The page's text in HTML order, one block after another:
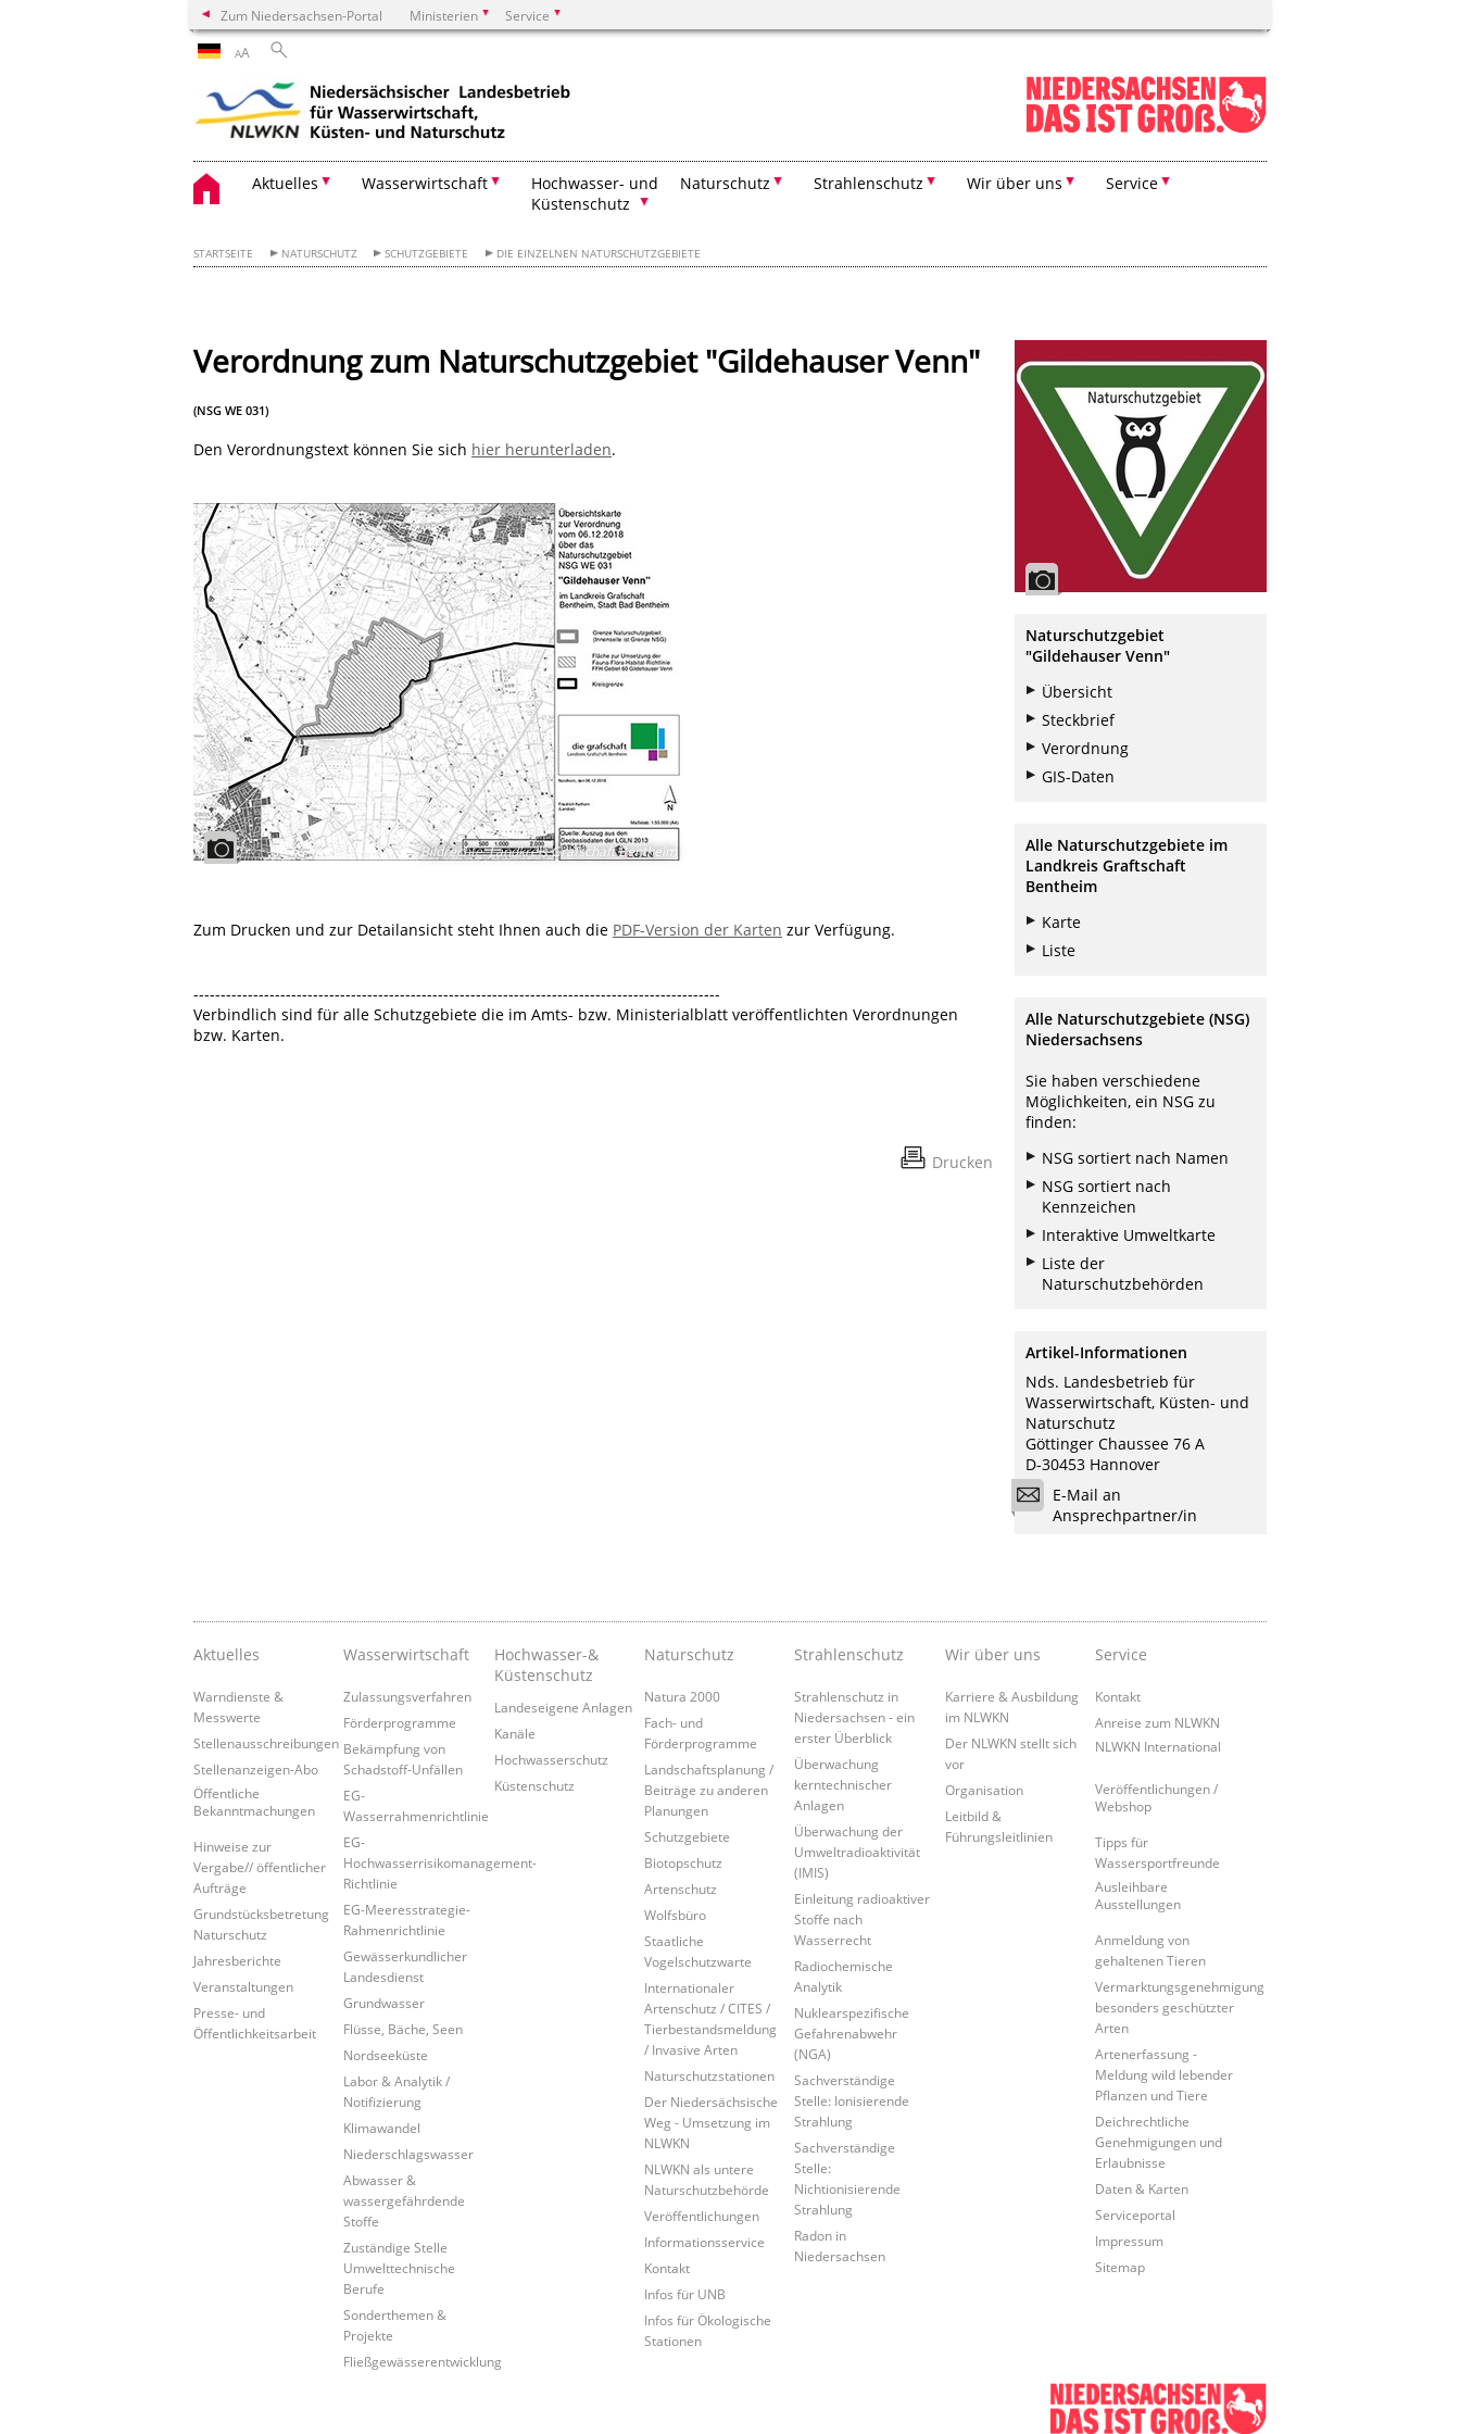
Zum Niedersachsen-Portal Ministerien Service
AA
Aktuelles Wasserwirtschaft
Hochwasser- und
Küstenschutz
Naturschutz Strahlenschutz Wir über uns Service
STARTSEITE NATURSCHUTZ SCHUTZGEBIETE DIE EINZELNEN NATURSCHUTZGEBIETE
Verordnung zum Naturschutzgebiet "Gildehauser Venn"
(NSG WE 031)
Den Verordnungstext können Sie sich hier herunterladen.
Bildrechte:Landkreis Grafschaft Bentheim
Zum Drucken und zur Detailansicht steht Ihnen auch die PDF-Version der Karten zur Verfügung.
-------------------------------------------------------------------------------------------------
Verbindlich sind für alle Schutzgebiete die im Amts- bzw. Ministerialblatt veröffentlichten Verordnungen
bzw. Karten.
Drucken
Naturschutzgebiet
"Gildehauser Venn"
Übersicht
Steckbrief
Verordnung
GIS-Daten
Alle Naturschutzgebiete im
Landkreis Graftschaft
Bentheim
Karte
Liste
Alle Naturschutzgebiete (NSG)
Niedersachsens
Sie haben verschiedene
Möglichkeiten, ein NSG zu
finden:
NSG sortiert nach Namen
NSG sortiert nach
Kennzeichen
Interaktive Umweltkarte
Liste der
Naturschutzbehörden
Artikel-Informationen
Nds. Landesbetrieb für
Wasserwirtschaft, Küsten- und
Naturschutz
Göttinger Chaussee 76 A
D-30453 Hannover
E-Mail an
Ansprechpartner/in
Aktuelles
Warndienste &
Messwerte
Stellenausschreibungen
Stellenanzeigen-Abo
Öffentliche
Bekanntmachungen
Hinweise zur
Vergabe// öffentlicher
Aufträge
Grundstücksbetretung
Naturschutz
Jahresberichte
Veranstaltungen
Presse- und
Öffentlichkeitsarbeit
Wasserwirtschaft
Zulassungsverfahren
Förderprogramme
Bekämpfung von
Schadstoff-Unfällen
EG-
Wasserrahmenrichtlinie
EG-
Hochwasserrisikomanagement-
Richtlinie
EG-Meeresstrategie-
Rahmenrichtlinie
Gewässerkundlicher
Landesdienst
Grundwasser
Flüsse, Bäche, Seen
Nordseeküste
Labor & Analytik /
Notifizierung
Klimawandel
Niederschlagswasser
Abwasser &
wassergefährdende
Stoffe
Zuständige Stelle
Umwelttechnische
Berufe
Sonderthemen &
Projekte
Fließgewässerentwicklung
Hochwasser-&
Küstenschutz
Landeseigene Anlagen
Kanäle
Hochwasserschutz
Küstenschutz
Naturschutz
Natura 2000
Fach- und
Förderprogramme
Landschaftsplanung /
Beiträge zu anderen
Planungen
Schutzgebiete
Biotopschutz
Artenschutz
Wolfsbüro
Staatliche
Vogelschutzwarte
Internationaler
Artenschutz / CITES /
Tierbestandsmeldung
/ Invasive Arten
Naturschutzstationen
Der Niedersächsische
Weg - Umsetzung im
NLWKN
NLWKN als untere
Naturschutzbehörde
Veröffentlichungen
Informationsservice
Kontakt
Infos für UNB
Infos für Ökologische
Stationen
Strahlenschutz
Strahlenschutz in
Niedersachsen - ein
erster Überblick
Überwachung
kerntechnischer
Anlagen
Überwachung der
Umweltradioaktivität
(IMIS)
Einleitung radioaktiver
Stoffe nach
Wasserrecht
Radiochemische
Analytik
Nuklearspezifische
Gefahrenabwehr
(NGA)
Sachverständige
Stelle: Ionisierende
Strahlung
Sachverständige
Stelle:
Nichtionisierende
Strahlung
Radon in
Niedersachsen
Wir über uns
Karriere & Ausbildung
im NLWKN
Der NLWKN stellt sich
vor
Organisation
Leitbild &
Führungsleitlinien
Service
Kontakt
Anreise zum NLWKN
NLWKN International
Veröffentlichungen /
Webshop
Tipps für
Wassersportfreunde
Ausleihbare
Ausstellungen
Anmeldung von
gehaltenen Tieren
Vermarktungsgenehmigung
besonders geschützter
Arten
Artenerfassung -
Meldung wild lebender
Pflanzen und Tiere
Deichrechtliche
Genehmigungen und
Erlaubnisse
Daten & Karten
Serviceportal
Impressum
Sitemap